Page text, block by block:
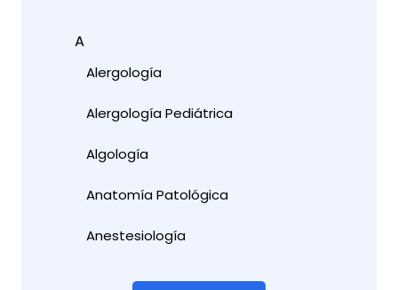
A
Alergología
Alergología Pediátrica
Algología
Anatomía Patológica
Anestesiología